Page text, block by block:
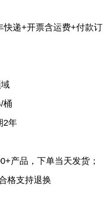
快递+开票含运费+付款订
桶
2年
产品，下单当天发货；
格支持退换